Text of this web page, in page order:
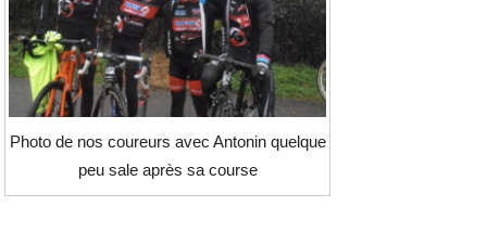
Photo de nos coureurs avec Antonin quelque
peu sale après sa course